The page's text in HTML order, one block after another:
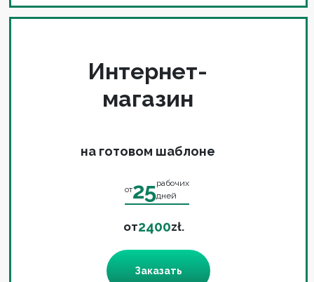
Интернет-
магазин
на готовом шаблоне
от25рабочих
дней
от2400zł.
Заказать